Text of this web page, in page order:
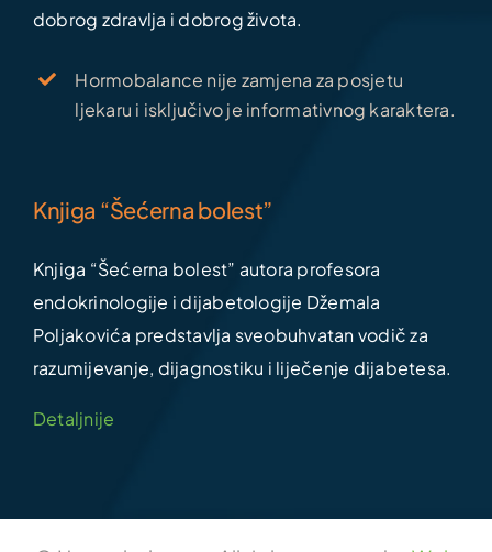
dobrog zdravlja i dobrog života.
Hormobalance nije zamjena za posjetu
ljekaru i isključivo je informativnog karaktera.
Knjiga “Šećerna bolest”
Knjiga “Šećerna bolest” autora profesora
endokrinologije i dijabetologije Džemala
Poljakovića predstavlja sveobuhvatan vodič za
razumijevanje, dijagnostiku i liječenje dijabetesa.
Detaljnije